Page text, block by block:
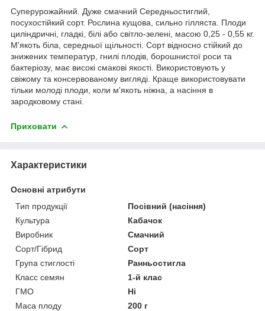
Суперурожайний. Дуже смачний Середньостиглий,
посухостійкий сорт. Рослина кущова, сильно гілляста. Плоди
циліндричні, гладкі, білі або світло-зелені, масою 0,25 - 0,55 кг.
М'якоть біла, середньої щільності. Сорт відносно стійкий до
знижених температур, гнилі плодів, борошнистої роси та
бактеріозу, має високі смакові якості. Використовують у
свіжому та консервованому вигляді. Краще використовувати
тільки молоді плоди, коли м'якоть ніжна, а насіння в
зародковому стані.
Приховати
Характеристики
Основні атрибути
Тип продукції
Посівний (насіння)
Культура
Кабачок
Виробник
Смачний
Сорт/Гібрид
Сорт
Група стиглості
Ранньостигла
Класс семян
1-й клас
ГМО
Ні
Маса плоду
200 г